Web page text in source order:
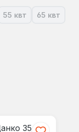
недоступна.)
эта опция
время эта
55 квт(В настоящее
65 квт
(В